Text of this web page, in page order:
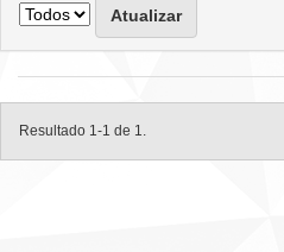
Resultado 1-1 de 1.